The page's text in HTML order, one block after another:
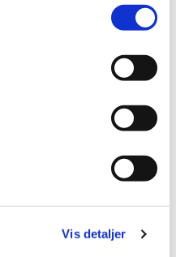
Vis detaljer
også kunne